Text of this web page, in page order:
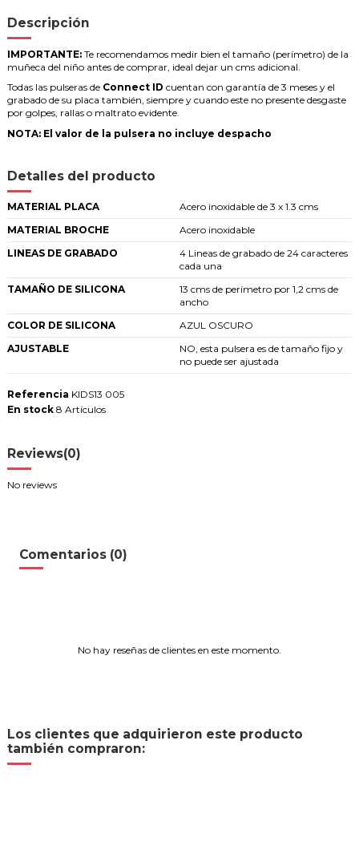
Descripción
IMPORTANTE: Te recomendamos medir bien el tamaño (perímetro) de la
muñeca del niño antes de comprar, ideal dejar un cms adicional.
Todas las pulseras de Connect ID cuentan con garantía de 3 meses y el
grabado de su placa también, siempre y cuando este no presente desgaste
por golpes, rallas o maltrato evidente.
NOTA: El valor de la pulsera no incluye despacho
Detalles del producto
MATERIAL PLACA
Acero inoxidable de 3 x 1.3 cms
MATERIAL BROCHE
Acero inoxidable
LINEAS DE GRABADO
4 Lineas de grabado de 24 caracteres
cada una
TAMAÑO DE SILICONA
13 cms de perímetro por 1,2 cms de
ancho
COLOR DE SILICONA
AZUL OSCURO
AJUSTABLE
NO, esta pulsera es de tamaño fijo y
no puede ser ajustada
Referencia KIDS13 005
En stock 8 Artículos
Reviews(0)
No reviews
Comentarios (0)
No hay reseñas de clientes en este momento.
Los clientes que adquirieron este producto
también compraron: